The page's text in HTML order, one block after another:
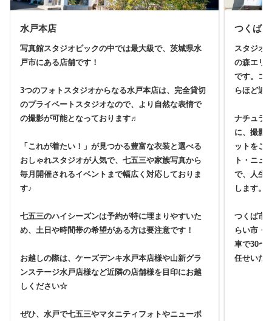
水戸本店
写真館スタジオピックの中では最大級で、茨城県水
戸市にある店舗です！
3つのフォトスタジオからなる水戸本店は、完全貸切
のプライベートスタジオなので、より自然な表情で
の撮影が可能となっております♬
「これが着たい！」が見つかる豊富な衣装と選べる
おしゃれスタジオが人気で、七五三や家族写真から
毎月開催されるイベントまで幅広く対応しておりま
す♪
七五三のハイシーズンは予約が特に埋まりやすいた
め、土日や時間帯の希望がある方は要注意です！
お越しの際は、ケーズデンキ水戸本店様や山新グラ
ンステージ水戸店様など近隣の店舗様を目印にお越
しください☆
ぜひ、水戸で七五三やマタニティフォトやニューボ
つくば店
スタジオ
の森エリ
です。コ
らほど近
ナチュラ
に、撮影
ットをご
ト・ニュ
で、人生
します。
つくば市
らい市・
車で30〜
任せいた